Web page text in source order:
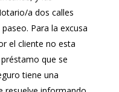
a dos calles
Para la excusa
el cliente no esta
que se
tiene una